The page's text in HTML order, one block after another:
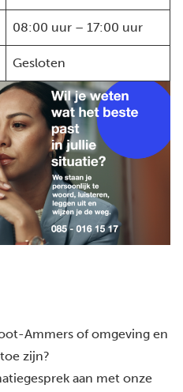
08:00 uur – 17:00 uur
Gesloten
Ammers of omgeving en
zijn?
aan met onze